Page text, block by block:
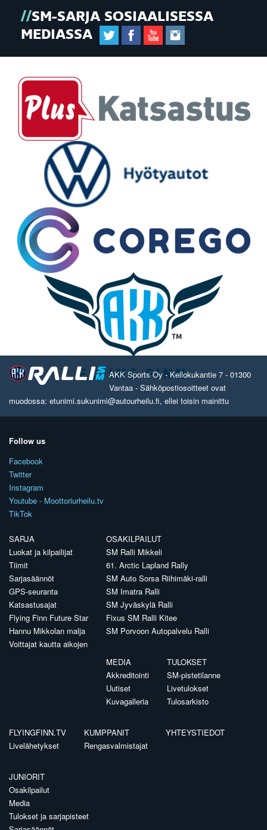
SM-SARJA SOSIAALISESSA
MEDIASSA
AKK Sports Oy - Kellokukantie 7 - 01300
Vantaa - Sähköpostiosoitteet ovat
muodossa: etunimi.sukunimi@autourheilu.fi, ellei toisin mainittu
Follow us
Facebook
Twitter
Instagram
Youtube - Moottoriurheilu.tv
TikTok
SARJA
Luokat ja kilpailijat
Tiimit
Sarjasäännöt
GPS-seuranta
Katsastusajat
Flying Finn Future Star
Hannu Mikkolan malja
Voittajat kautta aikojen
OSAKILPAILUT
SM Ralli Mikkeli
61. Arctic Lapland Rally
SM Auto Sorsa Riihimäki-ralli
SM Imatra Ralli
SM Jyväskylä Ralli
Fixus SM Ralli Kitee
SM Porvoon Autopalvelu Ralli
MEDIA
Akkreditointi
Uutiset
Kuvagalleria
TULOKSET
SM-pistetilanne
Livetulokset
Tulosarkisto
FLYINGFINN.TV
Livelähetykset
KUMPPANIT
Rengasvalmistajat
YHTEYSTIEDOT
JUNIORIT
Osakilpailut
Media
Tulokset ja sarjapisteet